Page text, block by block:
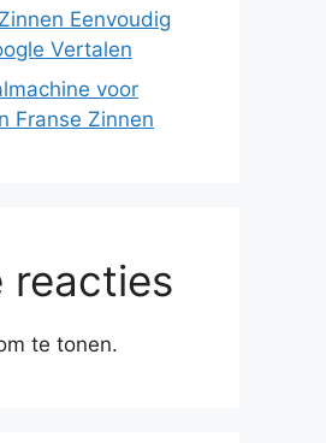
Eenvoudig
Vertalen
voor
Franse Zinnen
reacties
te tonen.